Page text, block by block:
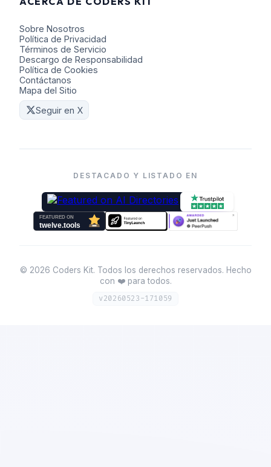
Sobre Nosotros
Política de Privacidad
Términos de Servicio
Descargo de Responsabilidad
Política de Cookies
Contáctanos
Mapa del Sitio
Seguir en X
DESTACADO Y LISTADO EN
© 2026 Coders Kit. Todos los derechos reservados. Hecho
con ❤️ para todos.
v20260523-171059